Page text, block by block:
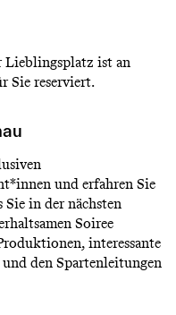
Lieblingsplatz ist an
Sie reserviert.
und erfahren Sie
in der nächsten
Soiree
interessante
den Spartenleitungen